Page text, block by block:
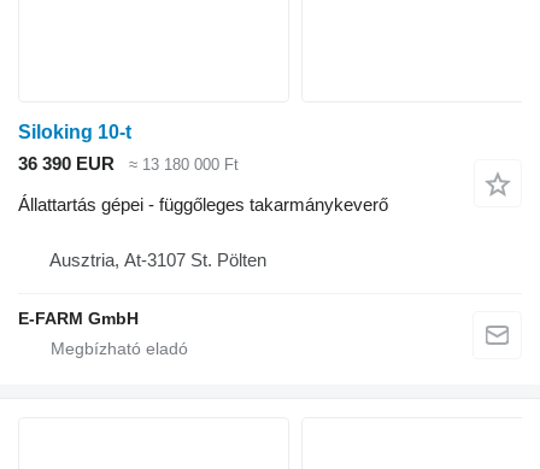
Siloking 10-t
36 390 EUR
≈ 13 180 000 Ft
Állattartás gépei - függőleges takarmánykeverő
Ausztria, At-3107 St. Pölten
E-FARM GmbH